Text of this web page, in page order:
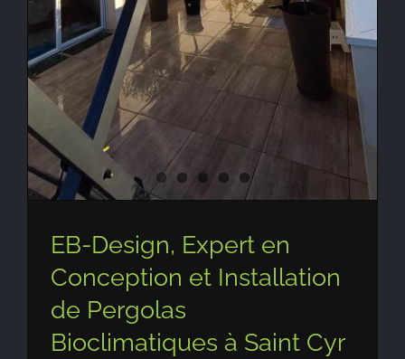
EB-Design, Expert en
Conception et Installation
de Pergolas
Bioclimatiques à Saint Cyr